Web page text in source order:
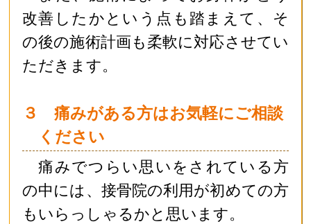
改善したかという点も踏まえて、そ
の後の施術計画も柔軟に対応させてい
ただきます。
３ 痛みがある方はお気軽にご相談
ください
痛みでつらい思いをされている方
の中には、接骨院の利用が初めての方
もいらっしゃるかと思います。